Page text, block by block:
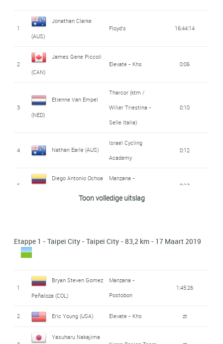
1
Jonathan Clarke
(AUS)
Floyd's 16:44:14
2
James Gene Piccoli
(CAN)
Elevate - Khs 0:06
3
Etienne Van Empel
(NED)
Tharcor (ktm /
Wilier Triestina -
Selle Italia)
0:10
4 Nathan Earle (AUS)
Israel Cycling
Academy
0:12
5
Diego Antonio Ochoa
Manzana -
0:13
8
Nariyuki Masuda
(JAP)
Utsunomiya -
Blitzen
0:15
9 Chun Kai Feng (TPE) Bahrain - Merida 0:16
Cristian Raileanu
Toon volledige uitslag
Etappe 1 - Taipei City - Taipei City - 83,2 km - 17 Maart 2019
1
Bryan Steven Gomez
Peñaloza (COL)
Manzana -
Postobon
1:45:26
2 Eric Young (USA) Elevate - Khs zt
Yasuharu Nakajima